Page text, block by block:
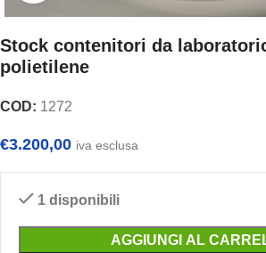
Stock contenitori da
polietilene
COD: 1272
€3.200,00 iva esclusa
1 disponibili
AGGIUNGI AL